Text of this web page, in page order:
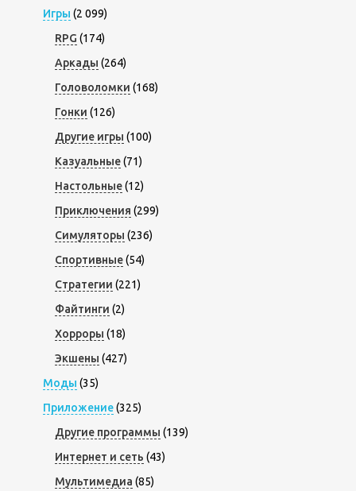
Игры (2 099)
RPG (174)
Аркады (264)
Головоломки (168)
Гонки (126)
Другие игры (100)
Казуальные(71)
Настольные(12)
Приключения (299)
Симуляторы (236)
Спортивные(54)
Стратегии (221)
Файтинги (2)
Хорроры (18)
Экшены (427)
Моды (35)
Приложение(325)
Другие программы (139)
Интернет и сеть (43)
Мультимедиа (85)